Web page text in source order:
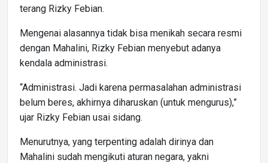
terang Rizky Febian.
Mengenai alasannya tidak bisa menikah secara resmi
dengan Mahalini, Rizky Febian menyebut adanya
kendala administrasi.
“Administrasi. Jadi karena permasalahan administrasi
belum beres, akhirnya diharuskan (untuk mengurus),”
ujar Rizky Febian usai sidang.
Menurutnya, yang terpenting adalah dirinya dan
Mahalini sudah mengikuti aturan negara, yakni